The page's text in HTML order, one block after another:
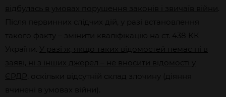
відбулась в умовах порушення законів і звичаїв війни
Після первинних слідчих дій, у разі встановлення
такого факту – змінити кваліфікацію на ст. 438 КК
України.
У разі ж, якщо таких відомостей немає ні в
заяві, ні з інших джерел – не вносити відомості у
ЄРДР , оскільки відсутній склад злочину (діяння
вчинені в умовах війни).